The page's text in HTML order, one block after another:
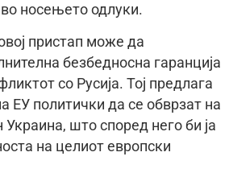
носењето одлуки.
пристап може да
безбедносна гаранција
со Русија. Тој предлага
ЕУ политички да се обврзат на
што според него би ја
на целиот европски